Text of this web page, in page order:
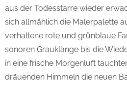
aus der Todesstarre wieder
sich allmählich die Malerpalette
verhaltene rote und grünblaue
sonoren Grauklänge bis die
in eine frische Morgenluft
dräuenden Himmeln die neuen